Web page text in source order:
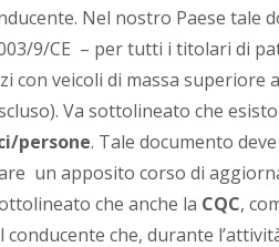
Nel nostro Paese
9/CE – per tutti i titolari di
veicoli di massa superiore
Va sottolineato che
persone. Tale documento
un apposito corso di
che anche la CQC,
che, durante